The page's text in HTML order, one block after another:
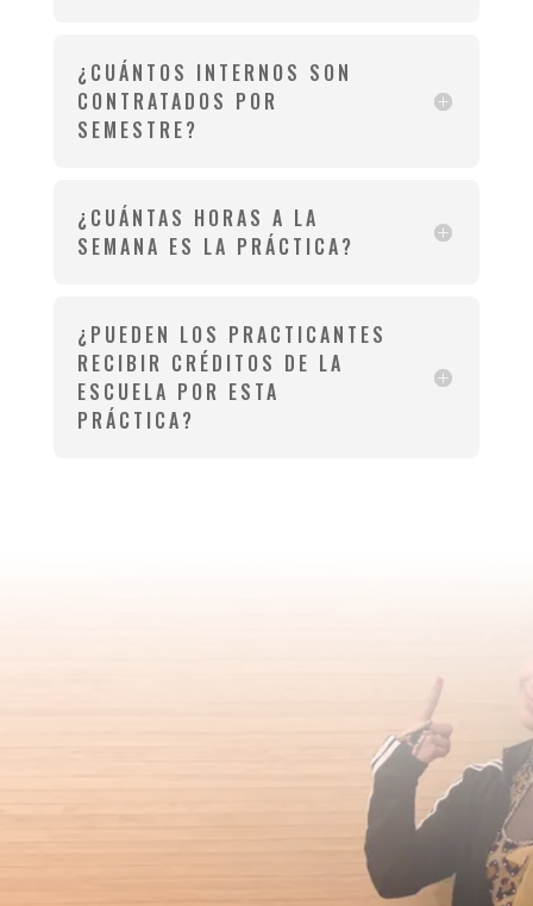
¿CUÁNTOS INTERNOS SON
CONTRATADOS POR
SEMESTRE?
¿CUÁNTAS HORAS A LA
SEMANA ES LA PRÁCTICA?
¿PUEDEN LOS PRACTICANTES
RECIBIR CRÉDITOS DE LA
ESCUELA POR ESTA
PRÁCTICA?